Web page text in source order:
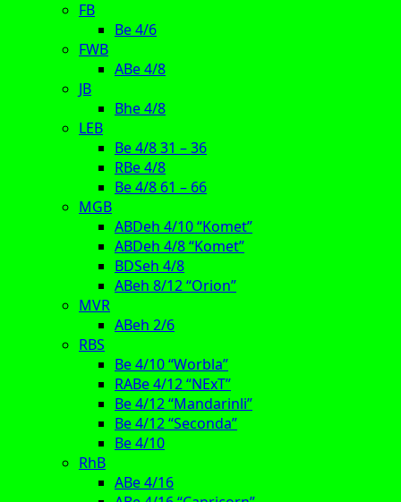
FB
Be 4/6
FWB
ABe 4/8
JB
Bhe 4/8
LEB
Be 4/8 31 – 36
RBe 4/8
Be 4/8 61 – 66
MGB
ABDeh 4/10 “Komet”
ABDeh 4/8 “Komet”
BDSeh 4/8
ABeh 8/12 “Orion”
MVR
ABeh 2/6
RBS
Be 4/10 “Worbla”
RABe 4/12 “NExT”
Be 4/12 “Mandarinli”
Be 4/12 “Seconda”
Be 4/10
RhB
ABe 4/16